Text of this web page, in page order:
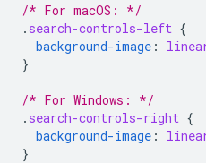
/* For macOS: */
. search-controls-left {
background-image :
}
/* For Windows: */
. search-controls-right {
background-image :
}